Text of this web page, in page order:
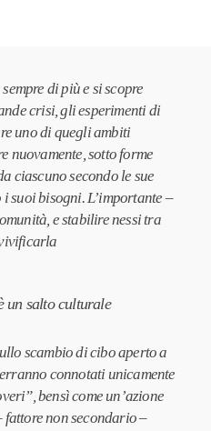
di più e si scopre
crisi, gli esperimenti di
uno di quegli ambiti
nuovamente, sotto forme
ciascuno secondo le sue
suoi bisogni. L’importante –
e stabilire nessi tra
un salto culturale
scambio di cibo aperto a
connotati unicamente
bensì come un’azione
non secondario –